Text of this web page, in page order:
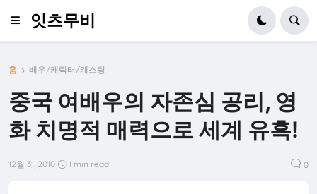
잇츠무비
홈 배우/캐릭터/캐스팅
중국 여배우의 자존심 공리, 영
화 치명적 매력으로 세계 유혹!
12월 31, 2010 1 min read 0